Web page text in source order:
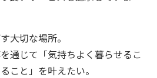
大切な場所。
通じて「気持ちよく暮らせるこ
こと」を叶えたい。